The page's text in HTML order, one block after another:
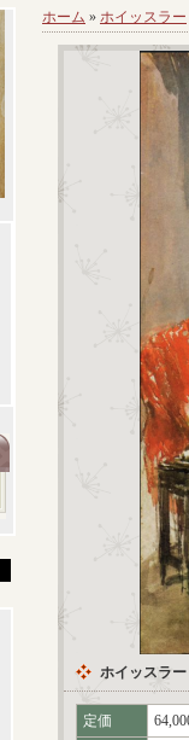
ホーム » ホイッスラー
ホイッスラ
定価